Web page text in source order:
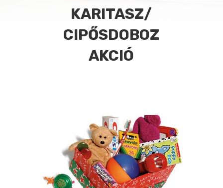
KARITASZ/
CIPŐSDOBOZ
AKCIÓ